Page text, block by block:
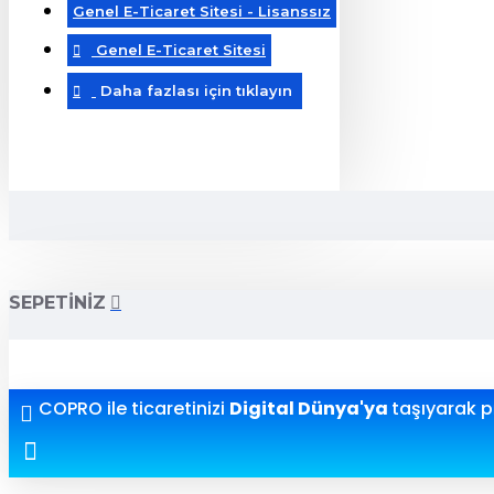
Genel E-Ticaret Sitesi - Lisanssız
Genel E-Ticaret Sitesi
Daha fazlası için tıklayın
SEPETINIZ
COPRO ile ticaretinizi Digital Dünya'ya taşıyarak